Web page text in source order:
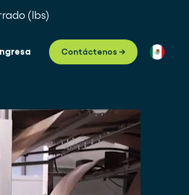
(lbs)
Contáctenos →